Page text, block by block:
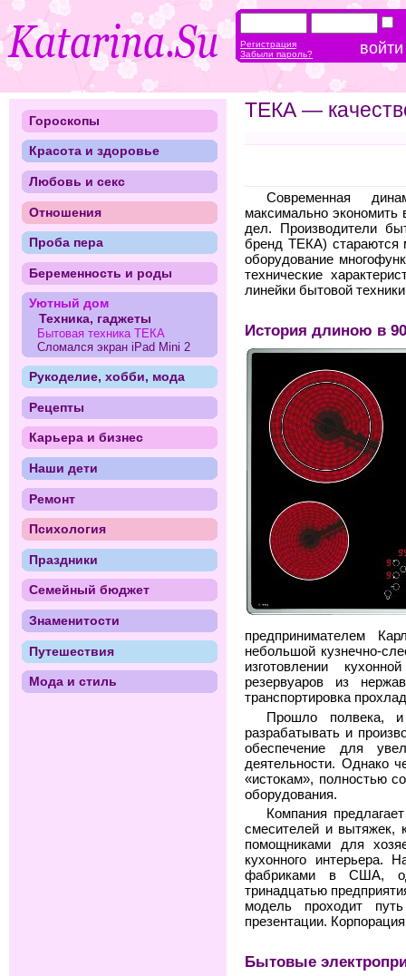
ТЕКА —
Современная
максимально
дел. Производители
бренд ТЕКА) стараются
оборудование
технические
линейки бытовой
История длиною в
предпринимателем
небольшой кузнечно-
изготовлении
резервуаров из
транспортировка
Прошло полвека,
разрабатывать и
обеспечение для
деятельности. Однако
«истокам», полностью
оборудования.
Компания
смесителей и вытяжек,
помощниками для
кухонного интерьера.
фабриками в США,
тринадцатью
модель проходит
презентации.
Бытовые
Гороскопы
Красота и здоровье
Любовь и секс
Отношения
Проба пера
Беременность и роды
Уютный дом
Техника, гаджеты
Бытовая техника ТЕКА
Сломался экран iPad Mini 2
Рукоделие, хобби, мода
Рецепты
Карьера и бизнес
Наши дети
Ремонт
Психология
Праздники
Семейный бюджет
Знаменитости
Путешествия
Мода и стиль
Регистрация
Забыли пароль?